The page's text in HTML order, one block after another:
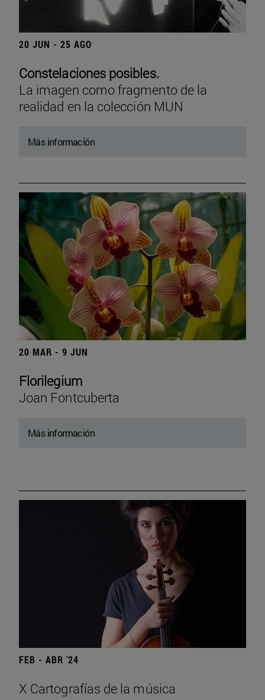
20 JUN - 25 AGO
Constelaciones posibles.
La imagen como fragmento de la
realidad en la colección MUN
Más información
20 MAR - 9 JUN
Florilegium
Joan Fontcuberta
Más información
FEB - ABR '24
X Cartografías de la música